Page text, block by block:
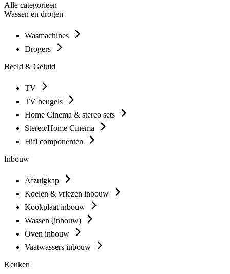
Alle categorieen
Wassen en drogen
Wasmachines
Drogers
Beeld & Geluid
TV
TV beugels
Home Cinema & stereo sets
Stereo/Home Cinema
Hifi componenten
Inbouw
Afzuigkap
Koelen & vriezen inbouw
Kookplaat inbouw
Wassen (inbouw)
Oven inbouw
Vaatwassers inbouw
Keuken